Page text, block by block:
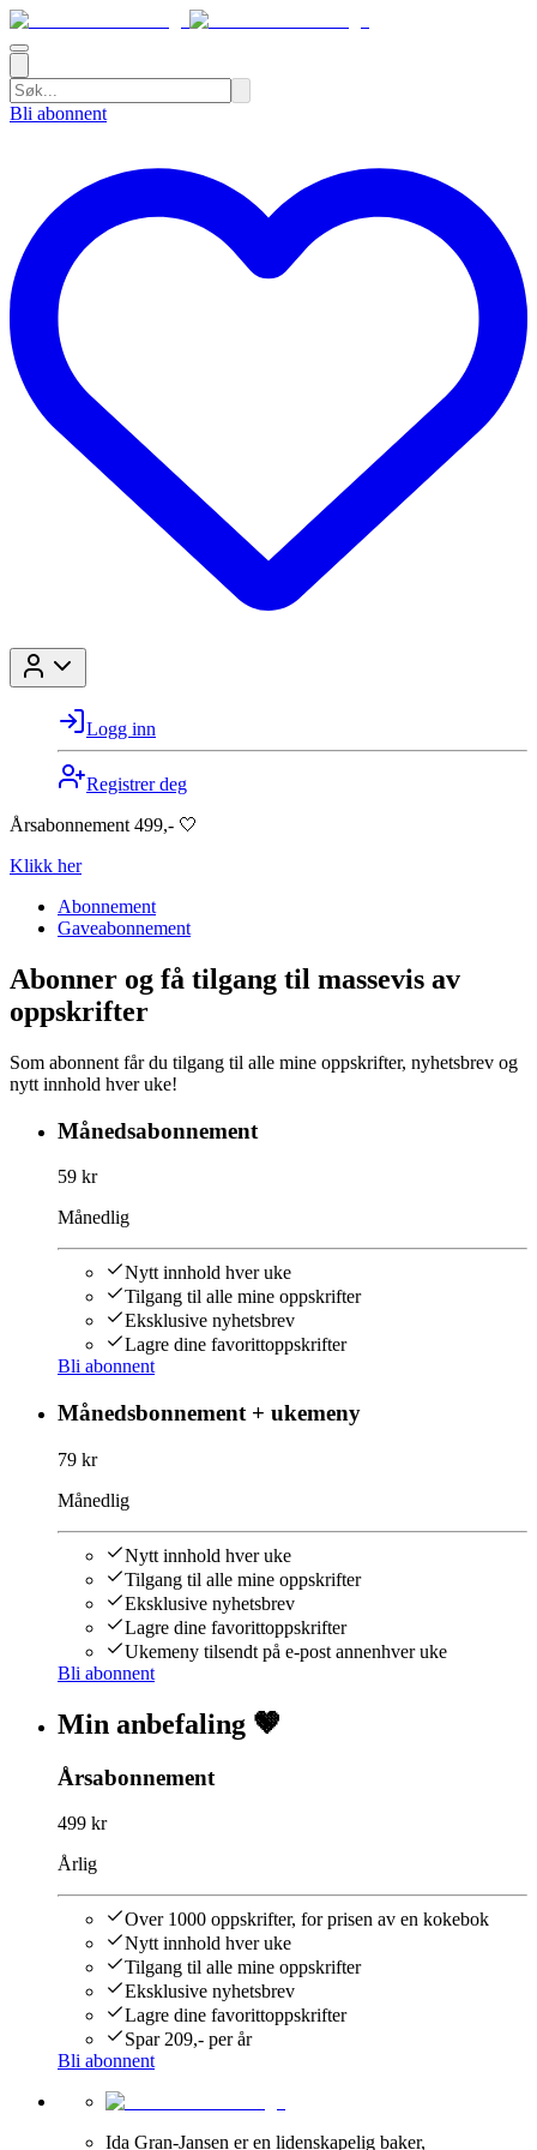
Bli abonnent
Logg inn
Registrer deg
Årsabonnement 499,- 🤍
Klikk her
Abonnement
Gaveabonnement
Abonner og få tilgang til massevis av
oppskrifter
Som abonnent får du tilgang til alle mine oppskrifter, nyhetsbrev og
nytt innhold hver uke!
Månedsabonnement
59 kr
Månedlig
Nytt innhold hver uke
Tilgang til alle mine oppskrifter
Eksklusive nyhetsbrev
Lagre dine favorittoppskrifter
Bli abonnent
Månedsbonnement + ukemeny
79 kr
Månedlig
Nytt innhold hver uke
Tilgang til alle mine oppskrifter
Eksklusive nyhetsbrev
Lagre dine favorittoppskrifter
Ukemeny tilsendt på e-post annenhver uke
Bli abonnent
Min anbefaling 🤎
Årsabonnement
499 kr
Årlig
Over 1000 oppskrifter, for prisen av en kokebok
Nytt innhold hver uke
Tilgang til alle mine oppskrifter
Eksklusive nyhetsbrev
Lagre dine favorittoppskrifter
Spar 209,- per år
Bli abonnent
Ida Gran-Jansen er en lidenskapelig baker,